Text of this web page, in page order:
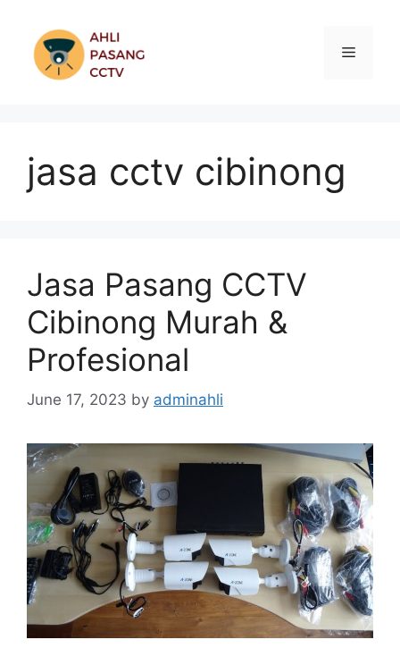
content
Menu
jasa cctv cibinong
Jasa Pasang CCTV
Cibinong Murah &
Profesional
June 17, 2023 by adminahli